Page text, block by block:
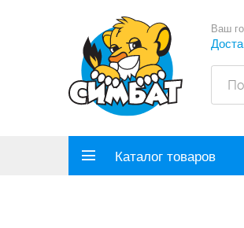
Ваш
Каталог товаров